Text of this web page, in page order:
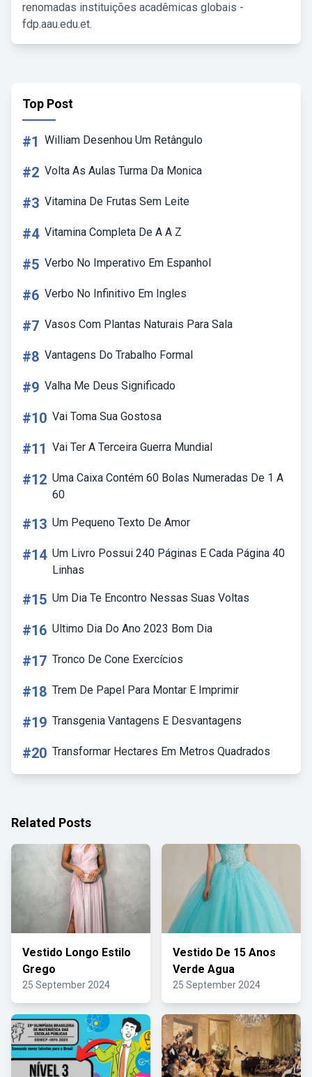
renomadas instituições acadêmicas globais -
fdp.aau.edu.et.
Top Post
#1 William Desenhou Um Retângulo
#2 Volta As Aulas Turma Da Monica
#3 Vitamina De Frutas Sem Leite
#4 Vitamina Completa De A A Z
#5 Verbo No Imperativo Em Espanhol
#6 Verbo No Infinitivo Em Ingles
#7 Vasos Com Plantas Naturais Para Sala
#8 Vantagens Do Trabalho Formal
#9 Valha Me Deus Significado
#10 Vai Toma Sua Gostosa
#11 Vai Ter A Terceira Guerra Mundial
#12 Uma Caixa Contém 60 Bolas Numeradas De 1 A
60
#13 Um Pequeno Texto De Amor
#14 Um Livro Possui 240 Páginas E Cada Página 40
Linhas
#15 Um Dia Te Encontro Nessas Suas Voltas
#16 Ultimo Dia Do Ano 2023 Bom Dia
#17 Tronco De Cone Exercícios
#18 Trem De Papel Para Montar E Imprimir
#19 Transgenia Vantagens E Desvantagens
#20 Transformar Hectares Em Metros Quadrados
Related Posts
Vestido Longo Estilo
Grego
25 September 2024
Vestido De 15 Anos
Verde Agua
25 September 2024